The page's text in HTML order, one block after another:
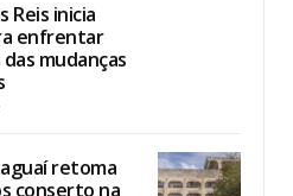
Reis inicia
enfrentar
mudanças
retoma
conserto na